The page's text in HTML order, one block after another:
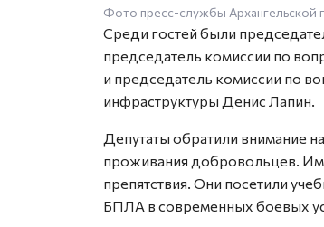
Фото пресс-службы Архангельской
Среди гостей были
председатель комиссии по
и председатель комиссии по
инфраструктуры Денис Лапин.
Депутаты обратили внимание
проживания добровольцев. Им
препятствия. Они посетили
БПЛА в современных боевых